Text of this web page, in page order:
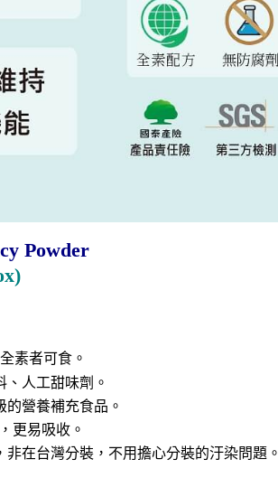
Powder
全素者可食。
人工甜味劑。
營養補充食品。
更易吸收。
在台灣分裝，不用擔心分裝的汙染問題。